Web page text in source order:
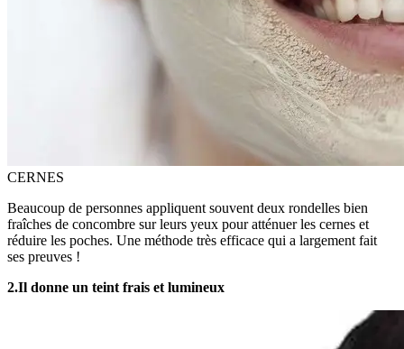
CERNES
Beaucoup de personnes appliquent souvent deux rondelles bien
fraîches de concombre sur leurs yeux pour atténuer les cernes et
réduire les poches. Une méthode très efficace qui a largement fait
ses preuves !
2.Il donne un teint frais et lumineux